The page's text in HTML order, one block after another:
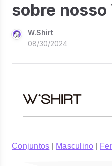
sobre
W.Shirt
08/30/2024
Conjuntos Masculino